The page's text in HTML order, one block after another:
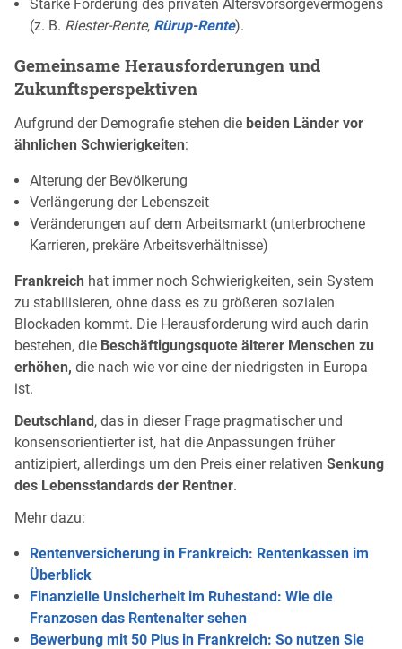
Starke Förderung des privaten Altersvorsorgevermögens
(z. B. Riester-Rente, Rürup-Rente).
Gemeinsame Herausforderungen und
Zukunftsperspektiven
Aufgrund der Demografie stehen die beiden Länder vor
ähnlichen Schwierigkeiten:
Alterung der Bevölkerung
Verlängerung der Lebenszeit
Veränderungen auf dem Arbeitsmarkt (unterbrochene
Karrieren, prekäre Arbeitsverhältnisse)
Frankreich hat immer noch Schwierigkeiten, sein System
zu stabilisieren, ohne dass es zu größeren sozialen
Blockaden kommt. Die Herausforderung wird auch darin
bestehen, die Beschäftigungsquote älterer Menschen zu
erhöhen, die nach wie vor eine der niedrigsten in Europa
ist.
Deutschland, das in dieser Frage pragmatischer und
konsensorientierter ist, hat die Anpassungen früher
antizipiert, allerdings um den Preis einer relativen Senkung
des Lebensstandards der Rentner.
Mehr dazu:
Rentenversicherung in Frankreich: Rentenkassen im
Überblick
Finanzielle Unsicherheit im Ruhestand: Wie die
Franzosen das Rentenalter sehen
Bewerbung mit 50 Plus in Frankreich: So nutzen Sie